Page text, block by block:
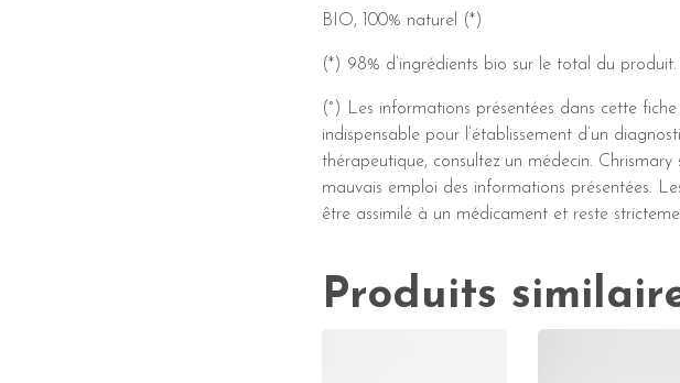
BIO, 100% naturel (*)
(*) 98% d’ingrédients bio sur le total du
(°) Les informations présentées dans cette
indispensable pour l’établissement d’un
thérapeutique, consultez un médecin.
mauvais emploi des informations présentées.
être assimilé à un médicament et reste
Produits